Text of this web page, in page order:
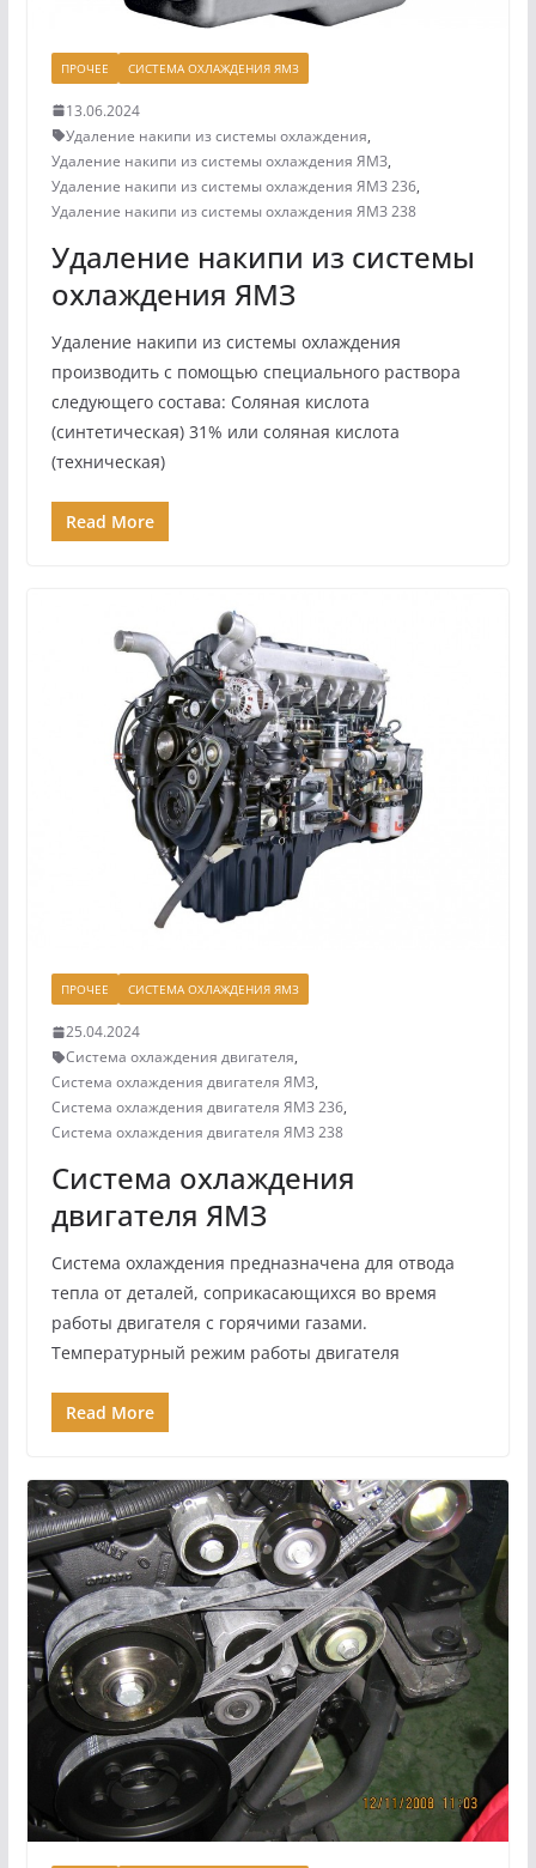
ПРОЧЕЕ СИСТЕМА ОХЛАЖДЕНИЯ ЯМЗ
13.06.2024
Удаление накипи из системы охлаждения,
Удаление накипи из системы охлаждения ЯМЗ,
Удаление накипи из системы охлаждения ЯМЗ 236,
Удаление накипи из системы охлаждения ЯМЗ 238
Удаление накипи из системы
охлаждения ЯМЗ
Удаление накипи из системы охлаждения
производить с помощью специального раствора
следующего состава: Соляная кислота
(синтетическая) 31% или соляная кислота
(техническая)
Read More
ПРОЧЕЕ СИСТЕМА ОХЛАЖДЕНИЯ ЯМЗ
25.04.2024
Система охлаждения двигателя,
Система охлаждения двигателя ЯМЗ,
Система охлаждения двигателя ЯМЗ 236,
Система охлаждения двигателя ЯМЗ 238
Система охлаждения
двигателя ЯМЗ
Система охлаждения предназначена для отвода
тепла от деталей, соприкасающихся во время
работы двигателя с горячими газами.
Температурный режим работы двигателя
Read More